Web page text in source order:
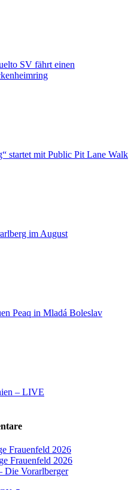
SV fährt einen
startet mit Public Pit Lane Walk
im August
Peaq in Mladá Boleslav
– LIVE
Frauenfeld 2026
Frauenfeld 2026
Die Vorarlberger